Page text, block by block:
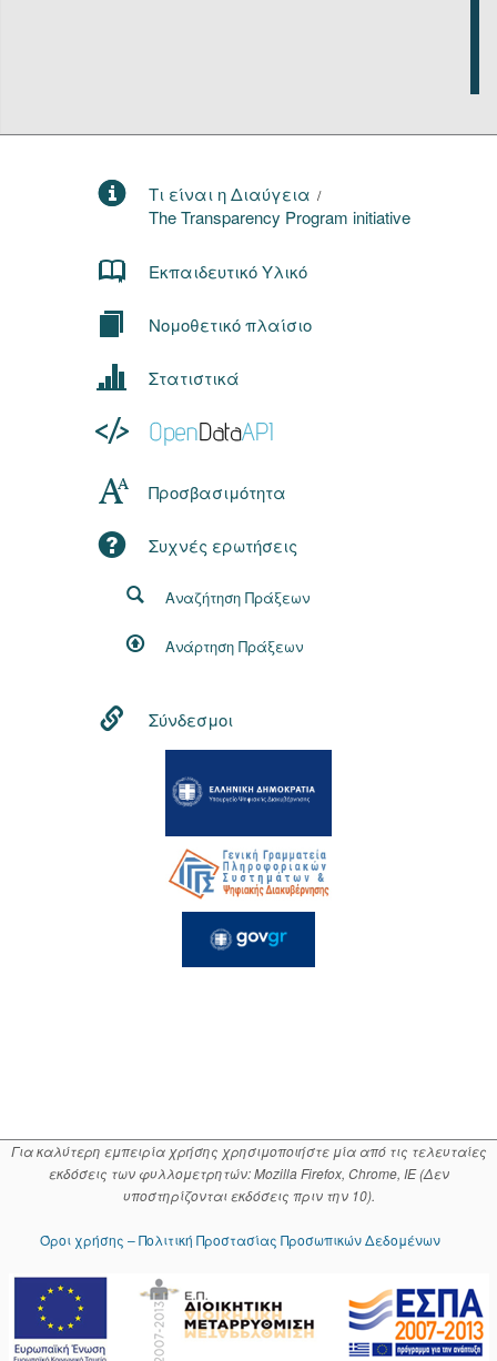
Τι είναι η Διαύγεια /
The Transparency Program initiative
Εκπαιδευτικό Υλικό
Νομοθετικό πλαίσιο
Στατιστικά
Προσβασιμότητα
Συχνές ερωτήσεις
Αναζήτηση Πράξεων
Ανάρτηση Πράξεων
Σύνδεσμοι
Για καλύτερη εμπειρία χρήσης χρησιμοποιήστε μία από τις τελευταίες
εκδόσεις των φυλλομετρητών: Mozilla Firefox, Chrome, IE (Δεν
υποστηρίζονται εκδόσεις πριν την 10).
Όροι χρήσης – Πολιτική Προστασίας Προσωπικών Δεδομένων